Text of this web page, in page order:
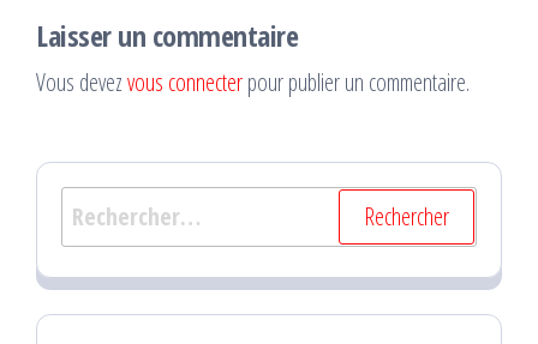
Laisser un commentaire
Vous devezvous connecterpour publier un commentaire.
Rechercher :